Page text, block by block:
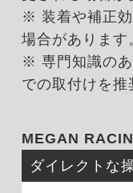
※ 装着や補正
場合があります
※ 専門知識の
での取付けを推
MEGAN
ダイレクトな